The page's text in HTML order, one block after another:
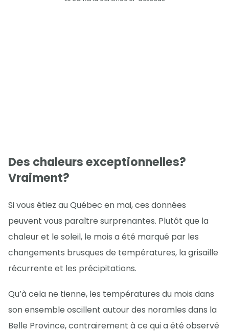
Des chaleurs exceptionnelles?
Vraiment?
Si vous étiez au Québec en mai, ces données
peuvent vous paraître surprenantes. Plutôt que la
chaleur et le soleil, le mois a été marqué par les
changements brusques de températures, la grisaille
récurrente et les précipitations.
Qu’à cela ne tienne, les températures du mois dans
son ensemble oscillent autour des noramles dans la
Belle Province, contrairement à ce qui a été observé